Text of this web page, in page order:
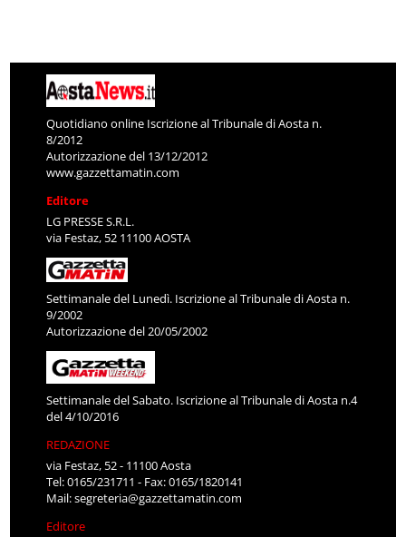
Quotidiano online Iscrizione al Tribunale di Aosta n.
8/2012
Autorizzazione del 13/12/2012
www.gazzettamatin.com
Editore
LG PRESSE S.R.L.
via Festaz, 52 11100 AOSTA
Settimanale del Lunedì. Iscrizione al Tribunale di Aosta n.
9/2002
Autorizzazione del 20/05/2002
Settimanale del Sabato. Iscrizione al Tribunale di Aosta n.4
del 4/10/2016
REDAZIONE
via Festaz, 52 - 11100 Aosta
Tel: 0165/231711 - Fax: 0165/1820141
Mail:segreteria@gazzettamatin.com
Editore